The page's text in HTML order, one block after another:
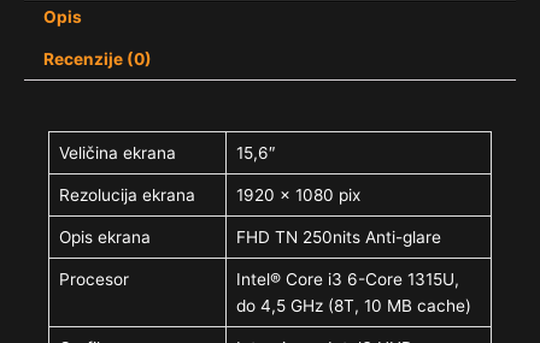
Opis
Recenzije (0)
Veličina ekrana 15,6″
Rezolucija ekrana 1920 x 1080 pix
Opis ekrana FHD TN 250nits Anti-glare
Procesor
Intel® Core i3 6-Core 1315U,
do 4,5 GHz (8T, 10 MB cache)